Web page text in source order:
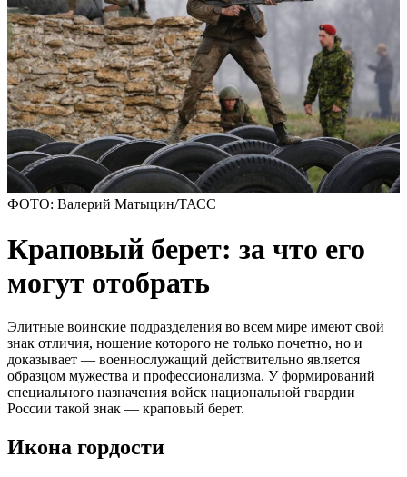
ФОТО: Валерий Матыцин/ТАСС
Краповый берет: за что его
могут отобрать
Элитные воинские подразделения во всем мире имеют свой
знак отличия, ношение которого не только почетно, но и
доказывает — военнослужащий действительно является
образцом мужества и профессионализма. У формирований
специального назначения войск национальной гвардии
России такой знак — краповый берет.
Икона гордости